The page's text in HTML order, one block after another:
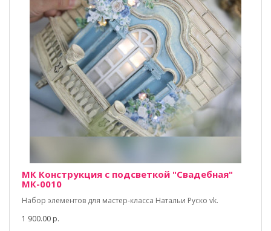
МК Конструкция с подсветкой "Свадебная"
МК-0010
Набор элементов для мастер-класса Натальи Руско vk.
1 900.00 р.